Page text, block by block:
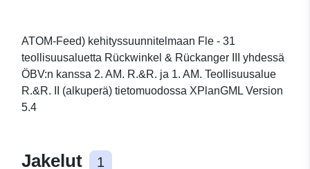
Lehrin kunnan
teollisuusalue R.&R. II
(alkuperä)
ATOM-Feed) kehityssuunnitelmaan Fle - 31
teollisuusaluetta Rückwinkel & Rückanger III yhdessä
ÖBV:n kanssa 2. AM. R.&R. ja 1. AM. Teollisuusalue
R.&R. II (alkuperä) tietomuodossa XPlanGML Version
5.4
Jakelut 1